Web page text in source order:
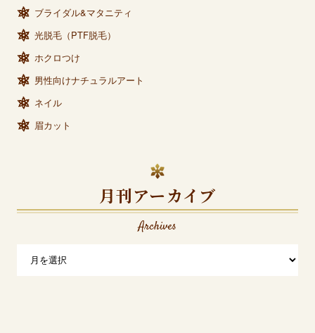
ブライダル&マタニティ
光脱毛（PTF脱毛）
ホクロつけ
男性向けナチュラルアート
ネイル
眉カット
月刊アーカイブ
Archives